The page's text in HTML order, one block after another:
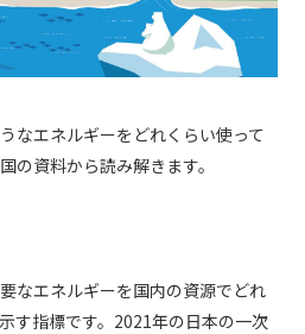
なエネルギーをどれくらい使って
の資料から読み解きます。
なエネルギーを国内の資源でどれ
す指標です。2021年の日本の一次